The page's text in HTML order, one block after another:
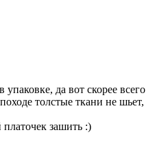
да вот скорее всего
толстые ткани не шьет,
платочек зашить :)